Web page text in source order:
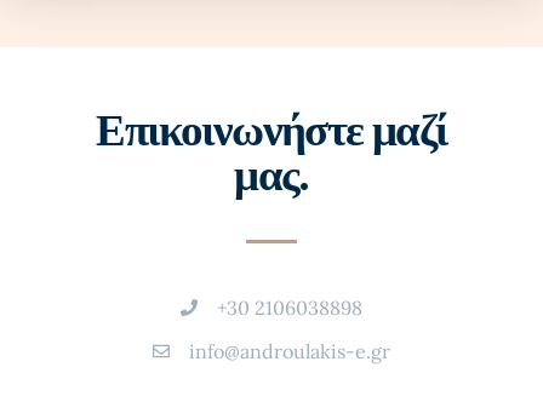
Επικοινωνήστε μαζί
μας.
+30 2106038898
info@androulakis-e.gr